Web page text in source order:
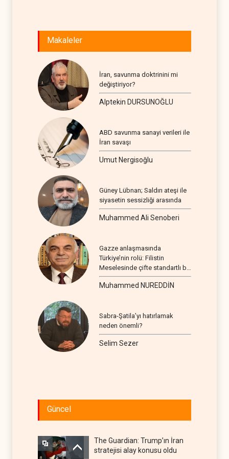
Makaleler
İran, savunma doktrinini mi
değiştiriyor?
Alptekin DURSUNOĞLU
ABD savunma sanayi verileri ile
İran savaşı
Umut Nergisoğlu
Güney Lübnan; Saldırı ateşi ile
siyasetin sessizliği arasında
Muhammed Ali Senoberi
Gazze anlaşmasında
Türkiye’nin rolü: Filistin
Meselesinde çifte standartlı bir
seyir
Muhammed NUREDDİN
Sabra-Şatila’yı hatırlamak
neden önemli?
Selim Sezer
Güncel
The Guardian: Trump’ın İran
stratejisi alay konusu oldu